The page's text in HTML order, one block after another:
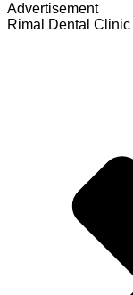
Advertisement
Rimal Dental